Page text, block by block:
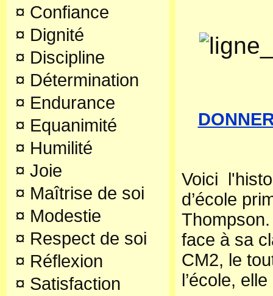
¤ Confiance
¤ Dignité
¤ Discipline
¤ Détermination
¤ Endurance
¤ Equanimité
¤ Humilité
¤ Joie
¤ Maîtrise de soi
¤ Modestie
¤ Respect de soi
¤ Réflexion
¤ Satisfaction
Voici
d’école
Thompson.
face à sa
CM2, le
l’école,